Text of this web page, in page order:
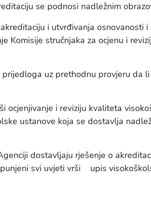
se podnosi nadležnim
i utvrđivanja
Komisije stručnjaka za ocjenu i
uz prethodnu provjeru da
ocjenjivanje i reviziju kvaliteta
ustanove koja se dostavlja
dostavljaju rješenje o
svi uvjeti vrši upis